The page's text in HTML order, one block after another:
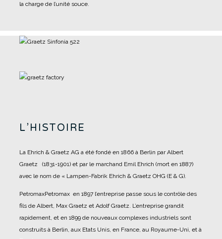
la charge de l’unité souce.
L’HISTOIRE
La Ehrich & Graetz AG a été fondé en 1866 à Berlin par Albert
Graetz (1831-1901) et par le marchand Emil Ehrich (mort en 1887)
avec le nom de « Lampen-Fabrik Ehrich & Graetz OHG (E & G).
PetromaxPetromax en 1897 l’entreprise passe sous le contrôle des
fils de Albert, Max Graetz et Adolf Graetz. L’entreprise grandit
rapidement, et en 1899 de nouveaux complexes industriels sont
construits à Berlin, aux Etats Unis, en France, au Royaume-Uni, et à